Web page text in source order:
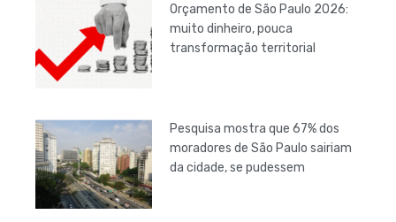
Orçamento de São Paulo 2026:
muito dinheiro, pouca
transformação territorial
Pesquisa mostra que 67% dos
moradores de São Paulo sairiam
da cidade, se pudessem